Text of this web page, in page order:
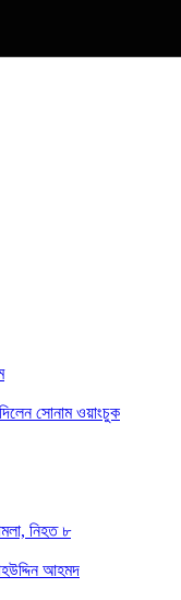
সোনাম ওয়াংচুক
নিহত ৮
আহমদ